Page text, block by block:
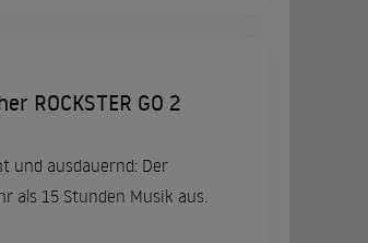
ROCKSTER GO 2
und ausdauernd: Der
als 15 Stunden Musik aus.